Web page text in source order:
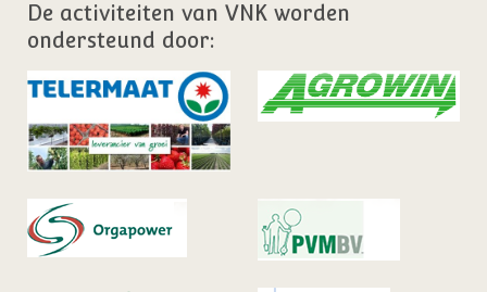
De activiteiten van VNK worden
ondersteund door: